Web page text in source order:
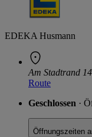
EDEKA Husmann
Am Stadtrand
Route
Geschlossen ·
Öffnungszeiten